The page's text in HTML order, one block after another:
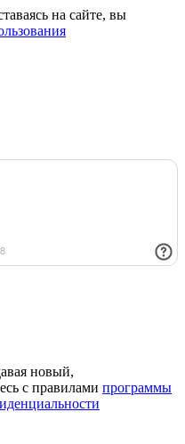
на сайте, вы
новый,
с правилами программы